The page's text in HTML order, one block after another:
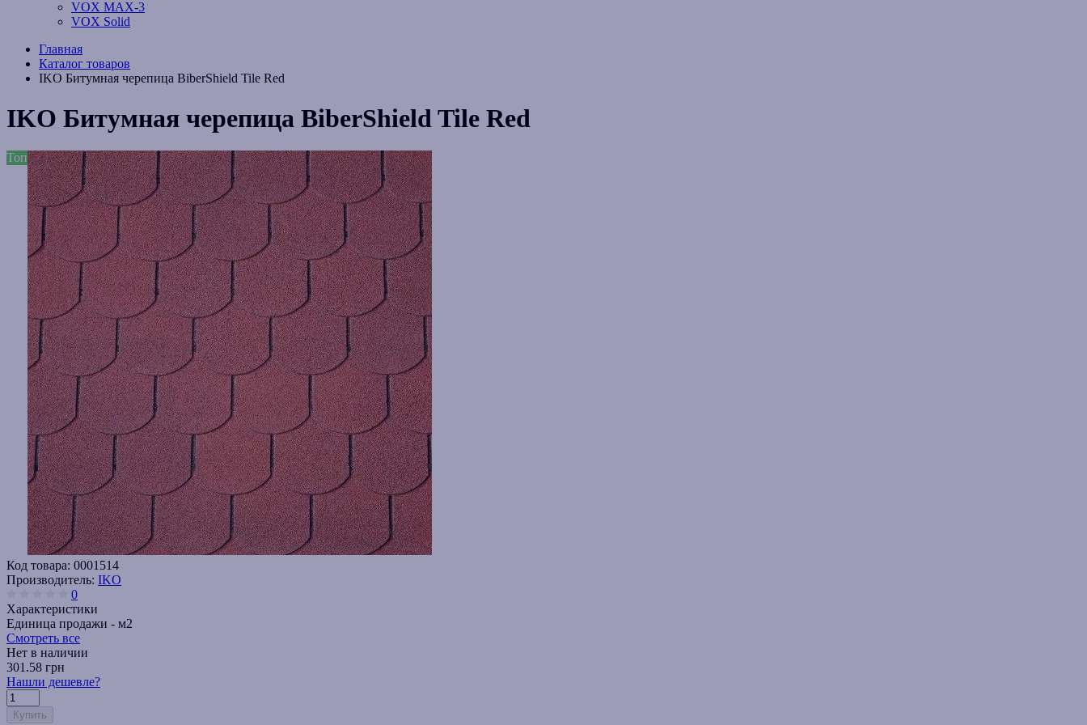
VOX MAX-3
VOX Solid
Главная
Каталог товаров
IKO Битумная черепица BiberShield Tile Red
IKO Битумная черепица BiberShield Tile Red
Топ
Код товара: 0001514
Производитель: IKO
0
Характеристики
Единица продажи - м2
Смотреть все
Нет в наличии
301.58 грн
Нашли дешевле?
Купить